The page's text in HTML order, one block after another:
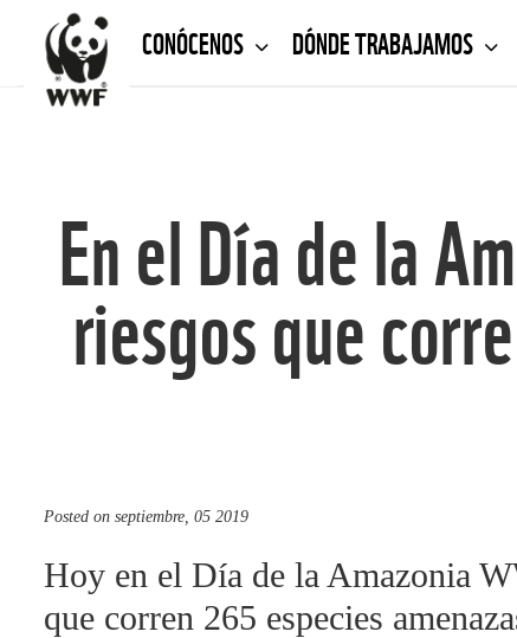
CONÓCENOS DÓNDE TRABAJAMOS
En el Día de la
riesgos que
Posted on septiembre, 05 2019
Hoy en el Día de la Amazonia
que corren 265 especies